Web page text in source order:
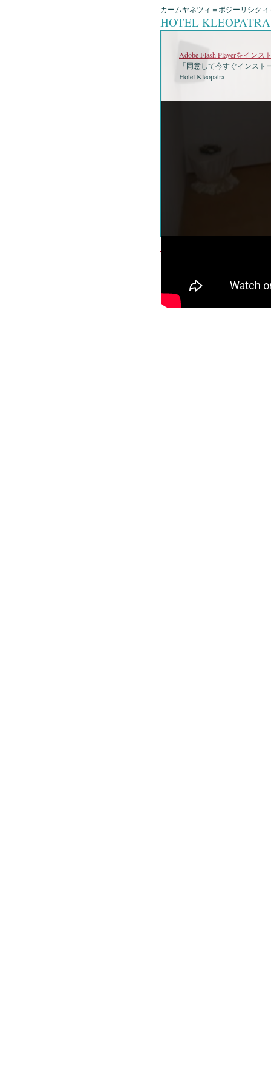
カームヤネツィ＝ポジーリシクィ
HOTEL
Adobe Flash Playerをインス
「同意して今すぐインス
Hotel Kleopatra
©